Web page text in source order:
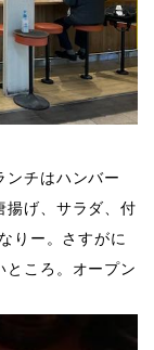
ンチはハンバー
揚げ、サラダ、付
りー。さすがに
ところ。オープン